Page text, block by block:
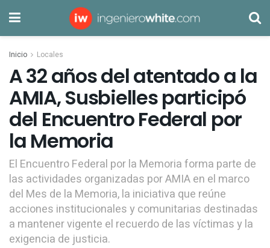
Inicio Locales
A 32 años del atentado a la
AMIA, Susbielles participó
del Encuentro Federal por
la Memoria
El Encuentro Federal por la Memoria forma parte de
las actividades organizadas por AMIA en el marco
del Mes de la Memoria, la iniciativa que reúne
acciones institucionales y comunitarias destinadas
a mantener vigente el recuerdo de las víctimas y la
exigencia de justicia.